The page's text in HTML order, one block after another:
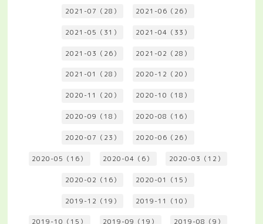
2021-07（28） 2021-06（26）
2021-05（31） 2021-04（33）
2021-03（26） 2021-02（28）
2021-01（28） 2020-12（20）
2020-11（20） 2020-10（18）
2020-09（18） 2020-08（16）
2020-07（23） 2020-06（26）
2020-05（16） 2020-04（6） 2020-03（12）
2020-02（16） 2020-01（15）
2019-12（19） 2019-11（10）
2019-10（15） 2019-09（19） 2019-08（9）